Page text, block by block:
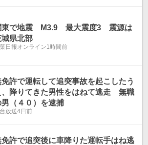
東で地震 M3.9 最大震度3 震源は
城県北部
日報オンライン1時間前
免許で運転して追突事故を起こしたう
、降りてきた男性をはねて逃走 無職
男（４０）を逮捕
放送4日前
免許で追突後に車降りた運転手はね逃